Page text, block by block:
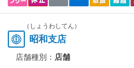
（しょうわしてん）
昭和支店
店舗種別： 店舗